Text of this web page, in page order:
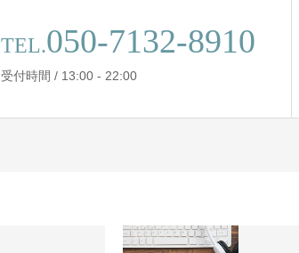
TEL.050-7132-8910
受付時間 / 13:00 - 22:00